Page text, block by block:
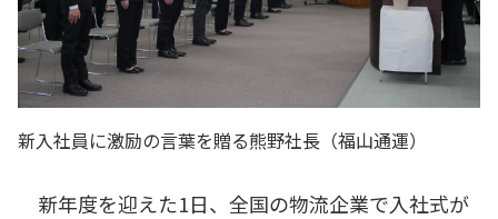
新入社員に激励の言葉を贈る熊野社長（福山通運）
新年度を迎えた1日、全国の物流企業で入社式が